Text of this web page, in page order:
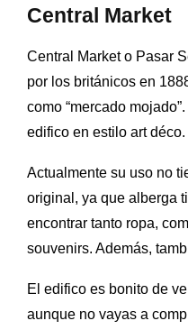
Central Market
Central Market o Pasar
por los británicos en
como “mercado
edifico en estilo art déco.
Actualmente su uso no
original, ya que alberga
encontrar tanto ropa,
souvenirs. Además,
El edifico es bonito de
aunque no vayas a